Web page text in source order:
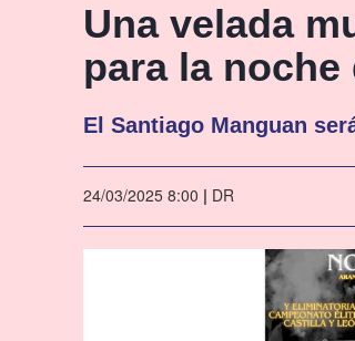
Una velada
para la noche
El Santiago Manguan
24/03/2025 8:00 | DR